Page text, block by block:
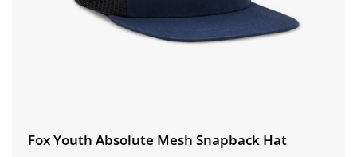
Fox Youth Absolute Mesh Snapback Hat